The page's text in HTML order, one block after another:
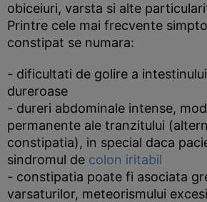
obiceiuri, varsta si alte
Printre cele mai frecvente
constipat se numara:
- dificultati de golire a
dureroase
- dureri abdominale intense,
permanente ale tranzitului
constipatia), in special daca
sindromul de colon iritabil
- constipatia poate fi asociata
varsaturilor, meteorismului